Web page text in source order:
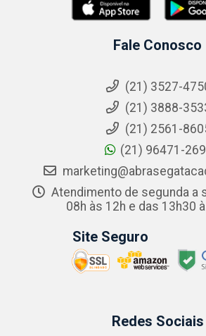
Fale Conosco
(21) 3527-
(21) 3888-
(21) 2561-
(21) 96471-
Atendimento de segunda a
08h às 12h e das 13h30
Site Seguro
Redes Sociais